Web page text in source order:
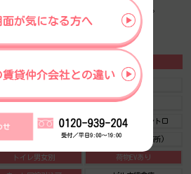
どについてはお気軽にお問い合わせください。
ム情報はお問合せください。
大型EV
大通り沿い 傘いらず
空中店舗相談 ヴィンテージ・レトロ
セキュリティ SOHO(住居兼事務所)
トイレ男女別 荷物EVあり